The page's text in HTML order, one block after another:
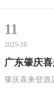
11
2025-10
广东肇庆
肇庆喜来登酒